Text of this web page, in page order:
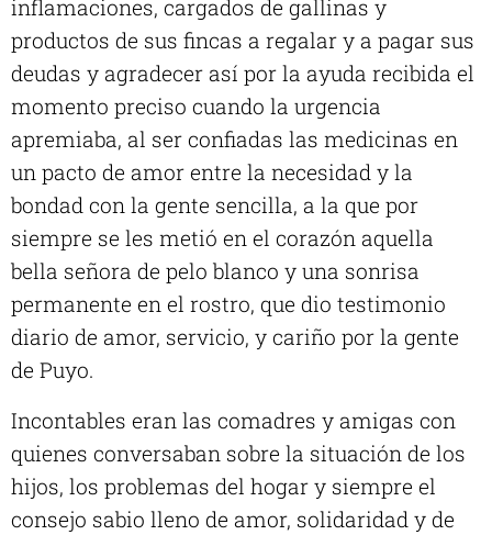
inflamaciones, cargados de gallinas y
productos de sus fincas a regalar y a pagar sus
deudas y agradecer así por la ayuda recibida el
momento preciso cuando la urgencia
apremiaba, al ser confiadas las medicinas en
un pacto de amor entre la necesidad y la
bondad con la gente sencilla, a la que por
siempre se les metió en el corazón aquella
bella señora de pelo blanco y una sonrisa
permanente en el rostro, que dio testimonio
diario de amor, servicio, y cariño por la gente
de Puyo.
Incontables eran las comadres y amigas con
quienes conversaban sobre la situación de los
hijos, los problemas del hogar y siempre el
consejo sabio lleno de amor, solidaridad y de